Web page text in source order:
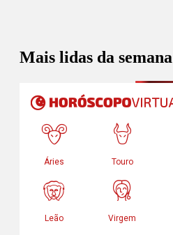
Mais lidas da semana